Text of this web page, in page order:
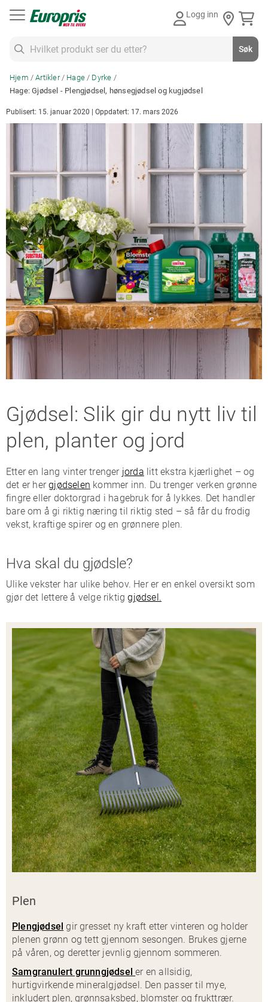
Logg inn
Søk
Hjem Artikler Hage Dyrke
Hage: Gjødsel - Plengjødsel, hønsegjødsel og kugjødsel
Publisert: 15. januar 2020 | Oppdatert: 17. mars 2026
Gjødsel: Slik gir du nytt liv til
plen, planter og jord
Etter en lang vinter trenger jorda litt ekstra kjærlighet – og
det er hergjødselen kommer inn. Du trenger verken grønne
fingre eller doktorgrad i hagebruk for å lykkes. Det handler
bare om å gi riktig næring til riktig sted – så får du frodig
vekst, kraftige spirer og en grønnere plen.
Hva skal du gjødsle?
Ulike vekster har ulike behov. Her er en enkel oversikt som
gjør det lettere å velge riktiggjødsel.
Plen
Plengjødsel gir gresset ny kraft etter vinteren og holder
plenen grønn og tett gjennom sesongen. Brukes gjerne
på våren, og deretter jevnlig gjennom sommeren.
Samgranulert grunngjødseler en allsidig,
hurtigvirkende mineralgjødsel. Den passer til mye,
inkludert plen, grønnsaksbed, blomster og frukttrær.